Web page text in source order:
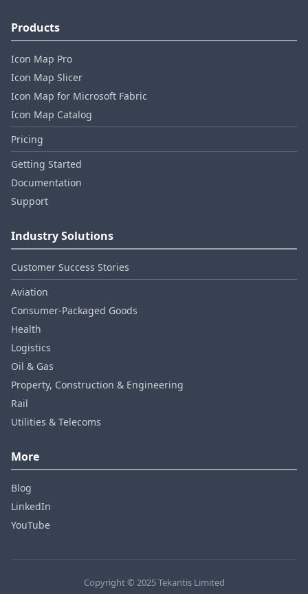
Products
Icon Map Pro
Icon Map Slicer
Icon Map for Microsoft Fabric
Icon Map Catalog
Pricing
Getting Started
Documentation
Support
Industry Solutions
Customer Success Stories
Aviation
Consumer‑Packaged Goods
Health
Logistics
Oil & Gas
Property, Construction & Engineering
Rail
Utilities & Telecoms
More
Blog
LinkedIn
YouTube
Copyright © 2025 Tekantis Limited